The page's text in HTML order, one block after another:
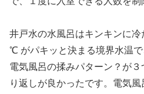
井戸水の水風呂はキンキンに
℃ がパキッと決まる境界水温で
電気風呂の揉みパターン？が
り返しが良かったです。電気